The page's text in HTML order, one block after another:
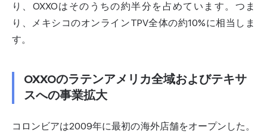
り、OXXOはそのうちの約半分を占めています。つま
り、メキシコのオンラインTPV全体の約10%に相当しま
す。
OXXOのラテンアメリカ全域およびテキサ
スへの事業拡大
コロンビアは2009年に最初の海外店舗をオープンした。